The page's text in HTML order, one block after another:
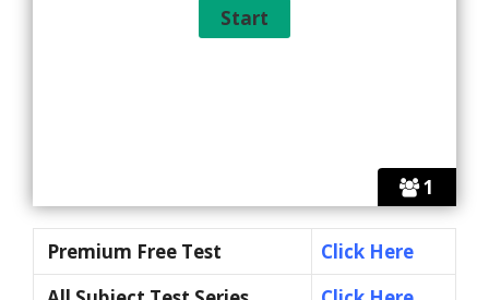
1
Premium Free Test
Click Here